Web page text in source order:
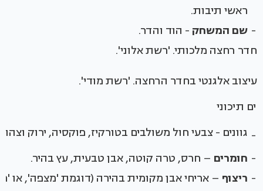
ראשי תיבות.
- שם המשחק - הוד והדר.
חדר רחצה מלכותי. 'רשת אלוני'.
עיצוב אלגנטי בחדר הרחצה. 'רשת מודי'.
ים תיכוני
- גוונים - צבעי חול משולבים בטורקיז, פוקסיה, ירוק
- חומרים – חרס, טרה קוטה, אבן טבעית, עץ בהיר.
- ריצוף – אריחי אבן מקומית בהירה (דוגמת 'מצפה', או